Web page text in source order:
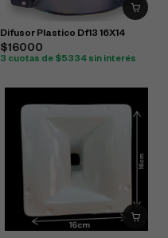
Difusor Plastico Df13 16X14
$16000
3 cuotas de $5334 sin interés